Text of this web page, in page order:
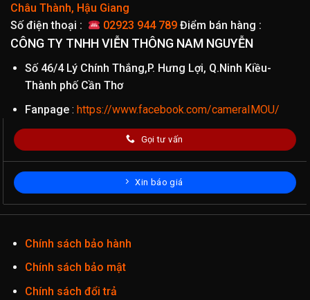
Châu Thành, Hậu Giang
Số điện thoại :
02923 944 789 Điểm bán hàng :
CÔNG TY TNHH VIỄN THÔNG NAM NGUYỄN
Số 46/4 Lý Chính Thắng,P. Hưng Lợi, Q.Ninh Kiều-
Thành phố Cần Thơ
Fanpage: https://www.facebook.com/cameraIMOU/
Gọi tư vấn
Xin báo giá
Chính sách bảo hành
Chính sách bảo mật
Chính sách đổi trả